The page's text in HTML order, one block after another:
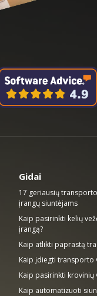
Gidai
17 geriausių
įrangų siuntėjams
Kaip pasirinkti kelių
įrangą?
Kaip atlikti paprastą
Kaip įdiegti transporto
Kaip pasirinkti krovinių
Kaip automatizuoti